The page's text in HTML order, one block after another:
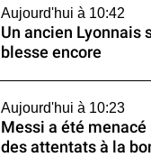
Aujourd'hui à 10:42
Un ancien Lyonnais
blesse encore
Aujourd'hui à 10:23
Messi a été menacé
des attentats à la